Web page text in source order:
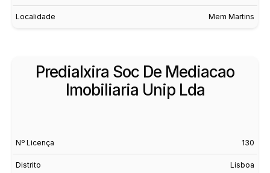
Localidade Mem Martins
Predialxira Soc De Mediacao
Imobiliaria Unip Lda
Nº Licença 130
Distrito Lisboa